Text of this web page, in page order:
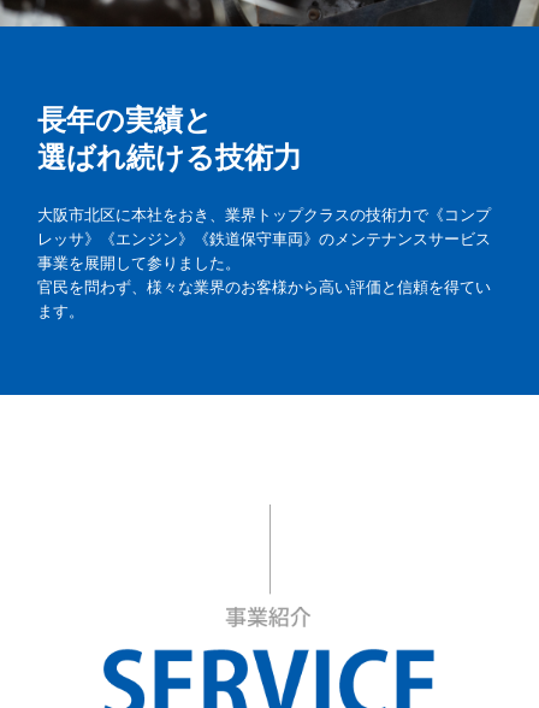
長年の実績と
大阪市北区に本社をおき、業界トップクラスの技術力で《コンプ
レッサ》《エンジン》《鉄道保守車両》のメンテナンスサービス
事業を展開して参りました。
官民を問わず、様々な業界のお客様から高い評価と信頼を得てい
ます。